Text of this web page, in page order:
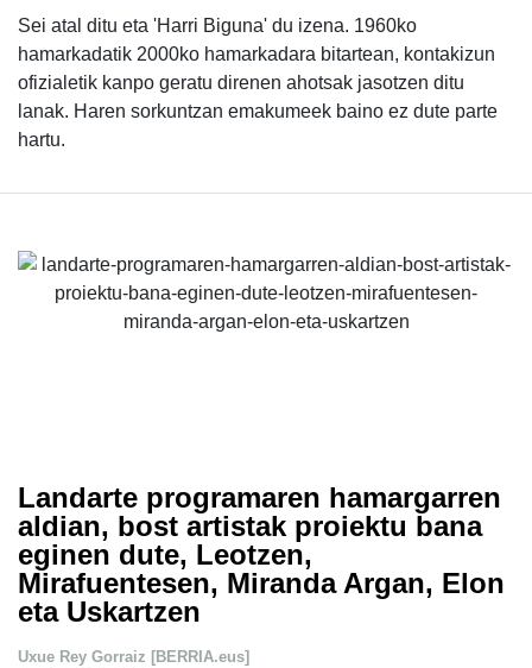
Sei atal ditu eta 'Harri Biguna' du izena. 1960ko
hamarkadatik 2000ko hamarkadara bitartean, kontakizun
ofizialetik kanpo geratu direnen ahotsak jasotzen ditu
lanak. Haren sorkuntzan emakumeek baino ez dute parte
hartu.
Landarte programaren hamargarren
aldian, bost artistak proiektu bana
eginen dute, Leotzen,
Mirafuentesen, Miranda Argan, Elon
eta Uskartzen
Uxue Rey Gorraiz [BERRIA.eus]